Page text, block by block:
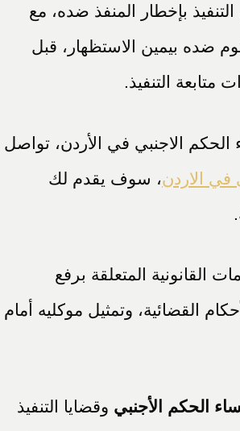
بإخطار المنفذ ضده، مع
ضده بيمين الاستظهار، قبل
متابعة التنفيذ.
الحكم الاجنبي في الأردن، تواصل
الاردن، سوف يقدم لك
القانونية المتعلقة برفع
القضائية، وتمثيل موكليه أمام
الحكم الأجنبي وقضايا التنفيذ